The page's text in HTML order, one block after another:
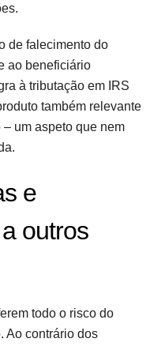
de falecimento do
ao beneficiário
à tributação em IRS
também relevante
um aspeto que nem
e
outros
todo o risco do
Ao contrário dos